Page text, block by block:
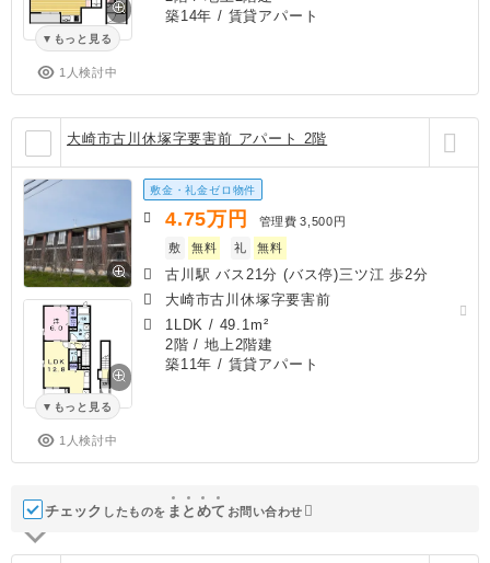
もっと見る
1人検討中
築14年 / 賃貸アパート
大崎市古川休塚字要害前 アパート 2階
もっと見る
1人検討中
敷金・礼金ゼロ物件
4.75万円 管理費 3,500円
敷
無料 礼 無料
古川駅 バス21分 (バス停)三ツ江 歩2分
大崎市古川休塚字要害前
1LDK / 49.1m²
2階 / 地上2階建
築11年 / 賃貸アパート
チェック したものを ま と めて お問い合わせ